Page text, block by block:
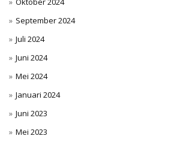
September 2024
Juli 2024
Juni 2024
Mei 2024
Januari 2024
Juni 2023
Mei 2023